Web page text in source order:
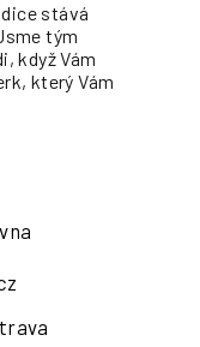
stává
tým
když Vám
který Vám